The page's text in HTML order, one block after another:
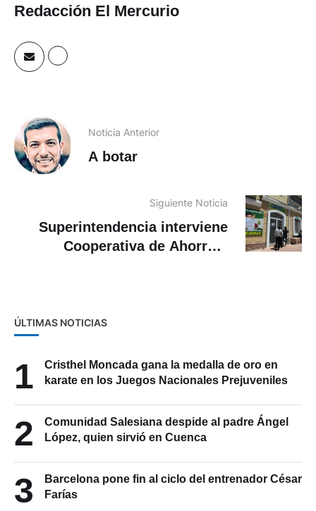
Redacción El Mercurio
Noticia Anterior
A botar
Siguiente Noticia
Superintendencia interviene
Cooperativa de Ahorro y
ÚLTIMAS NOTICIAS
1
Cristhel Moncada gana la medalla de oro en
karate en los Juegos Nacionales Prejuveniles
2
Comunidad Salesiana despide al padre Ángel
López, quien sirvió en Cuenca
3
Barcelona pone fin al ciclo del entrenador César
Farías